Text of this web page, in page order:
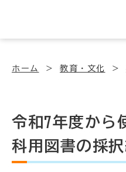
ホーム 教育・文化
令和7年度から
科用図書の採